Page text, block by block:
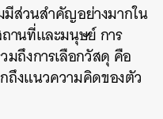
ส่วนสำคัญอย่างมากใน
านที่และมนุษย์ การ
มถึงการเลือกวัสดุ คือ
ถึงแนวความคิดของตัว